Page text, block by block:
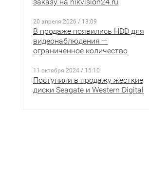
20 апреля 2026 / 13:09
В продаже появились HDD для
видеонаблюдения —
ограниченное количество
11 октября 2024 / 15:10
Поступили в продажу жесткие
диски Seagate и Western Digital